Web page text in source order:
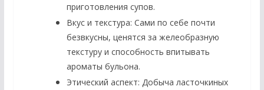
приготовления супов.
Вкус и текстура: Сами по себе почти
безвкусны, ценятся за желеобразную
текстуру и способность впитывать
ароматы бульона.
Этический аспект: Добыча ласточкиных